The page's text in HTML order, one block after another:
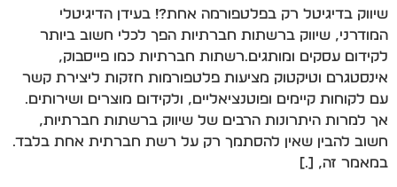
שיווק בדיגיטל רק בפלטפורמה אחת?! בעידן הדיגיטלי
המודרני, שיווק ברשתות חברתיות הפך לכלי חשוב ביותר
לקידום עסקים ומותגים.רשתות חברתיות כמו פייסבוק,
אינסטגרם וטיקטוק מציעות פלטפורמות חזקות ליצירת קשר
עם לקוחות קיימים ופוטנציאליים, ולקידום מוצרים ושירותים.
אך למרות היתרונות הרבים של שיווק ברשתות חברתיות,
חשוב להבין שאין להסתמך רק על רשת חברתית אחת בלבד.
במאמר זה, […]